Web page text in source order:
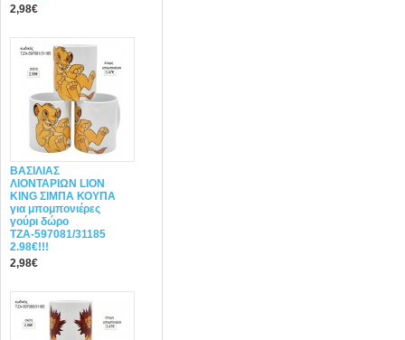
2,98€
ΒΑΣΙΛΙΑΣ
ΛΙΟΝΤΑΡΙΩΝ LION
KING ΣΙΜΠΑ ΚΟΥΠΑ
για μπομπονιέρες
γούρι δώρο
ΤΖΑ-597081/31185
2.98€!!!
2,98€